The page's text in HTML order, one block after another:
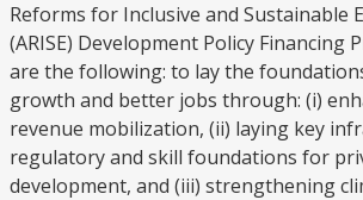
Reforms for Inclusive and Sustainable
(ARISE) Development Policy Financing
are the following: to lay the
growth and better jobs through: (i)
revenue mobilization, (ii) laying key
regulatory and skill foundations for
development, and (iii) strengthening